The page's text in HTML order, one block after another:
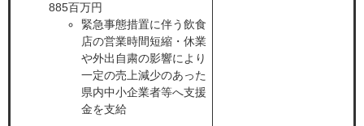
885百万円​
緊急事態措置に伴う飲食
店の営業時間短縮・休業
や外出自粛の影響により
一定の売上減少のあった
県内中小企業者等へ支援
金を支給